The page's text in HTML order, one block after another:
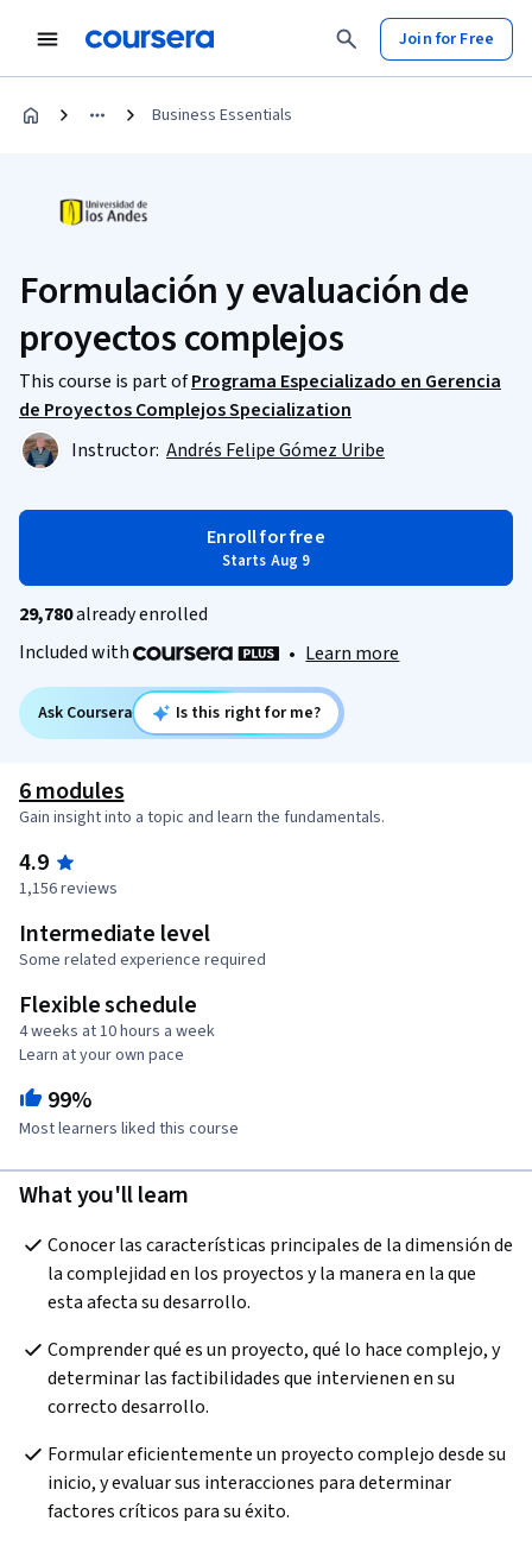
Join for Free
Business Essentials
Formulación y evaluación de
proyectos complejos
This course is part ofPrograma Especializado en Gerencia
de Proyectos Complejos Specialization
Instructor: Andrés Felipe Gómez Uribe
Enroll for free
Starts Aug 9
29,780already enrolled
Included with
• Learn more
Ask Coursera Is this right for me?
6 modules
Gain insight into a topic and learn the fundamentals.
4.9
1,156 reviews
Intermediate level
Some related experience required
Flexible schedule
4 weeks at 10 hours a week
Learn at your own pace
99%
Most learners liked this course
What you'll learn
Conocer las características principales de la dimensión de
la complejidad en los proyectos y la manera en la que
esta afecta su desarrollo.
Comprender qué es un proyecto, qué lo hace complejo, y
determinar las factibilidades que intervienen en su
correcto desarrollo.
Formular eficientemente un proyecto complejo desde su
inicio, y evaluar sus interacciones para determinar
factores críticos para su éxito.